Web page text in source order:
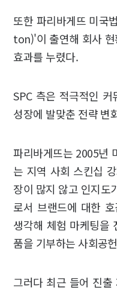
또한 파리바게뜨 미국
ton)'이 출연해 회사
효과를 누렸다.
SPC 측은 적극적인
성장에 발맞춘 전략 변
파리바게뜨는 2005년
는 지역 사회 스킨십
장이 많지 않고 인지도
로서 브랜드에 대한
생각해 체험 마케팅을
품을 기부하는 사회공
그러다 최근 들어 진